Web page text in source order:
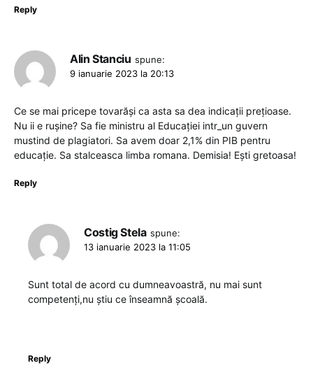
Reply
Alin Stanciu spune:
9 ianuarie 2023 la 20:13
Ce se mai pricepe tovarăși ca asta sa dea indicații prețioase.
Nu ii e rușine? Sa fie ministru al Educației intr_un guvern
mustind de plagiatori. Sa avem doar 2,1% din PIB pentru
educație. Sa stalceasca limba romana. Demisia! Ești gretoasa!
Reply
Costig Stela spune:
13 ianuarie 2023 la 11:05
Sunt total de acord cu dumneavoastră, nu mai sunt
competenți,nu știu ce înseamnă școală.
Reply